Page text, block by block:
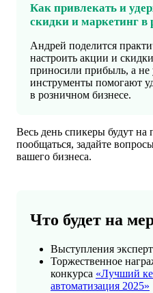
Как привлекать и
скидки и маркетинг в
Андрей поделится
настроить акции и
приносили прибыль, а не
инструменты помогают
в розничном бизнесе.
Весь день спикеры будут
пообщаться, задайте
вашего бизнеса.
Что будет на
Выступления
Торжественное
конкурса «Лучший
автоматизация 2025»